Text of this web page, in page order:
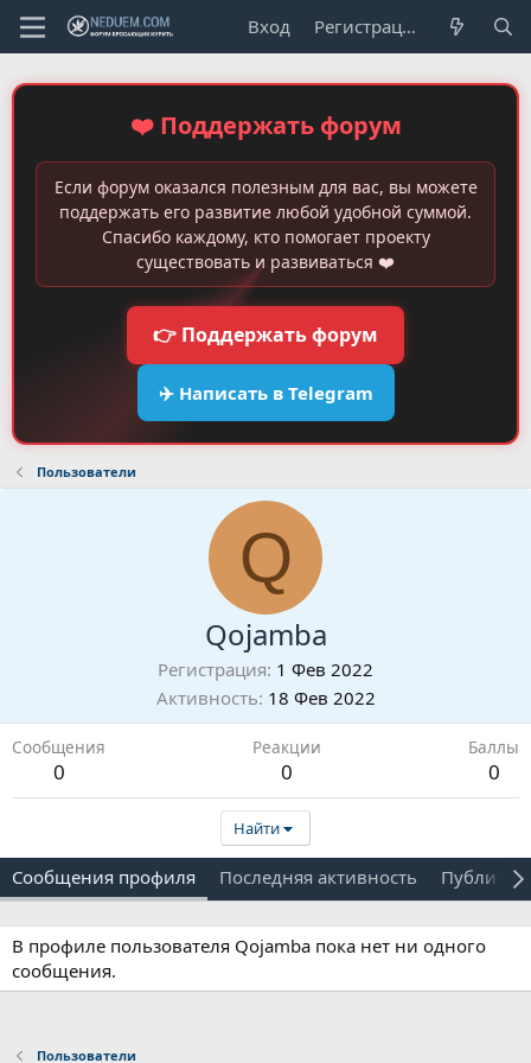
Вход Регистрация
❤️ Поддержать форум
Если форум оказался полезным для вас, вы можете
поддержать его развитие любой удобной суммой.
Спасибо каждому, кто помогает проекту
существовать и развиваться ❤️
👉 Поддержать форум
✈️ Написать в Telegram
Пользователи
Q
Qojamba
Регистрация 1 Фев 2022
Активность 18 Фев 2022
Сообщения
0
Реакции
0
Баллы
0
Найти
Сообщения профиля Последняя активность
В профиле пользователя Qojamba пока нет ни одного
сообщения.
Пользователи